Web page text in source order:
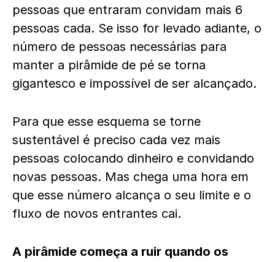
pessoas que entraram convidam mais 6
pessoas cada. Se isso for levado adiante, o
número de pessoas necessárias para
manter a pirâmide de pé se torna
gigantesco e impossível de ser alcançado.
Para que esse esquema se torne
sustentável é preciso cada vez mais
pessoas colocando dinheiro e convidando
novas pessoas. Mas chega uma hora em
que esse número alcança o seu limite e o
fluxo de novos entrantes cai.
A pirâmide começa a ruir quando os